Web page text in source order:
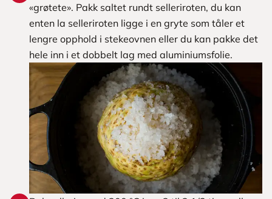
«grøtete». Pakk saltet rundt selleriroten, du kan
enten la selleriroten ligge i en gryte som tåler et
lengre opphold i stekeovnen eller du kan pakke det
hele inn i et dobbelt lag med aluminiumsfolie.